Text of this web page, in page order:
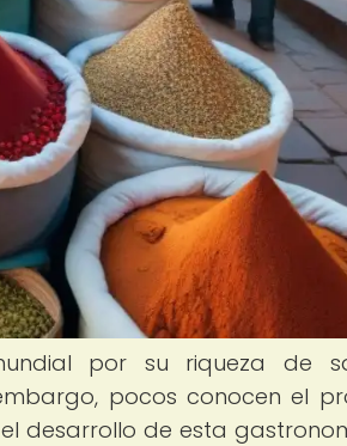
por su riqueza de
pocos conocen el
desarrollo de esta